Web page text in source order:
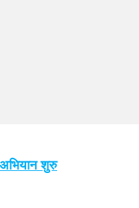
अभियान शुरु